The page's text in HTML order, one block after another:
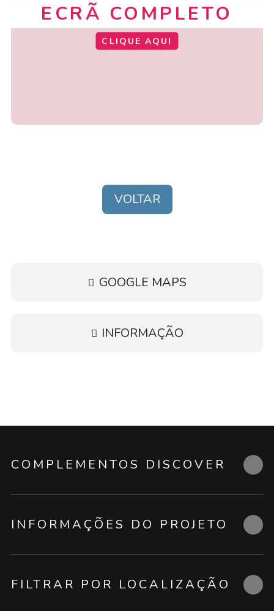
ECRÃ COMPLETO
CLIQUE AQUI
VOLTAR
GOOGLE MAPS
INFORMAÇÃO
COMPLEMENTOS DISCOVER
INFORMAÇÕES DO PROJETO
FILTRAR POR LOCALIZAÇÃO